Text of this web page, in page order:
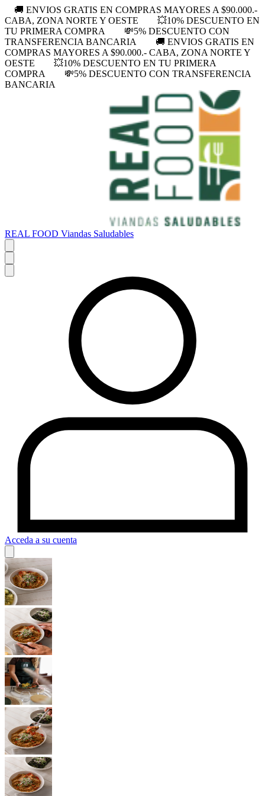
🚚 ENVIOS GRATIS EN COMPRAS MAYORES A $90.000.-
CABA, ZONA NORTE Y OESTE
💥10% DESCUENTO EN
TU PRIMERA COMPRA
💸5% DESCUENTO CON
TRANSFERENCIA BANCARIA
🚚 ENVIOS GRATIS EN
COMPRAS MAYORES A $90.000.- CABA, ZONA NORTE Y
OESTE
💥10% DESCUENTO EN TU PRIMERA
COMPRA
💸5% DESCUENTO CON TRANSFERENCIA
BANCARIA
REAL FOOD Viandas Saludables
Acceda a su cuenta